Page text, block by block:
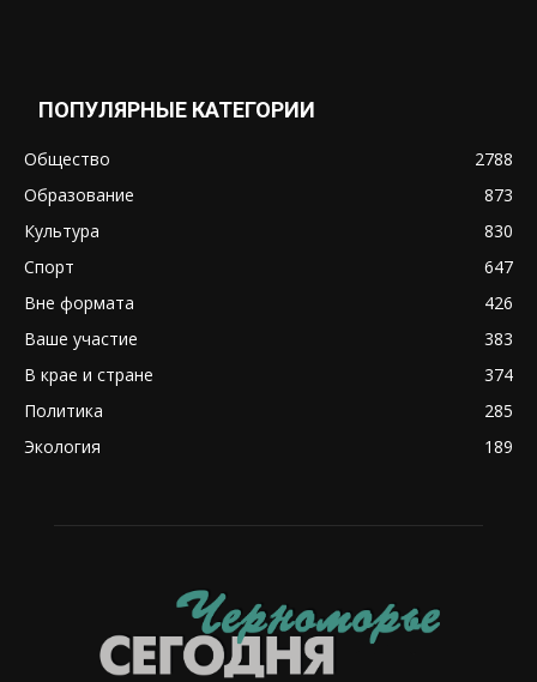
ПОПУЛЯРНЫЕ КАТЕГОРИИ
Общество
2788
Образование
873
Культура
830
Спорт
647
Вне формата
426
Ваше участие
383
В крае и стране
374
Политика
285
Экология
189